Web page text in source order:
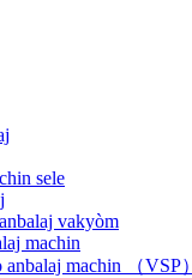
sele
vakyòm
machin
machin （VSP）